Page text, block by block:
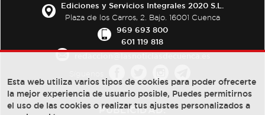
Ediciones y Servicios Integrales 2020 S.L.
Plaza de los Carros, 2. Bajo. 16001 Cuenca
969 693 800
601 119 818
PUBLICIDAD:
Esta web utiliza varios tipos de cookies para poder ofrecerte
la mejor experiencia de usuario posible, Puedes permitirnos
el uso de las cookies o realizar tus ajustes personalizados a